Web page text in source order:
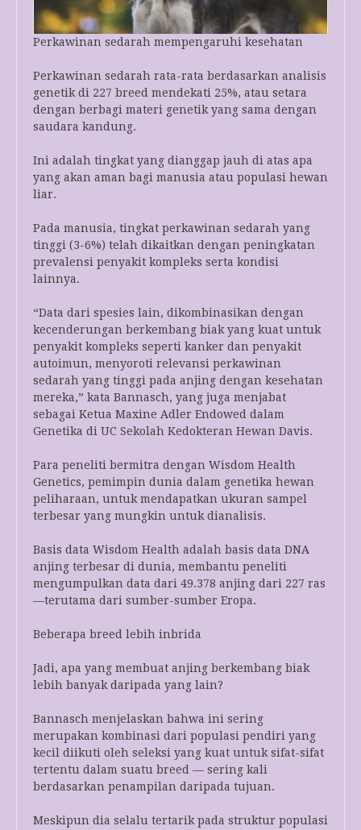
Perkawinan sedarah mempengaruhi kesehatan
Perkawinan sedarah rata-rata berdasarkan analisis
genetik di 227 breed mendekati 25%, atau setara
dengan berbagi materi genetik yang sama dengan
saudara kandung.
Ini adalah tingkat yang dianggap jauh di atas apa
yang akan aman bagi manusia atau populasi hewan
liar.
Pada manusia, tingkat perkawinan sedarah yang
tinggi (3-6%) telah dikaitkan dengan peningkatan
prevalensi penyakit kompleks serta kondisi
lainnya.
“Data dari spesies lain, dikombinasikan dengan
kecenderungan berkembang biak yang kuat untuk
penyakit kompleks seperti kanker dan penyakit
autoimun, menyoroti relevansi perkawinan
sedarah yang tinggi pada anjing dengan kesehatan
mereka,” kata Bannasch, yang juga menjabat
sebagai Ketua Maxine Adler Endowed dalam
Genetika di UC Sekolah Kedokteran Hewan Davis.
Para peneliti bermitra dengan Wisdom Health
Genetics, pemimpin dunia dalam genetika hewan
peliharaan, untuk mendapatkan ukuran sampel
terbesar yang mungkin untuk dianalisis.
Basis data Wisdom Health adalah basis data DNA
anjing terbesar di dunia, membantu peneliti
mengumpulkan data dari 49.378 anjing dari 227 ras
—terutama dari sumber-sumber Eropa.
Beberapa breed lebih inbrida
Jadi, apa yang membuat anjing berkembang biak
lebih banyak daripada yang lain?
Bannasch menjelaskan bahwa ini sering
merupakan kombinasi dari populasi pendiri yang
kecil diikuti oleh seleksi yang kuat untuk sifat-sifat
tertentu dalam suatu breed — sering kali
berdasarkan penampilan daripada tujuan.
Meskipun dia selalu tertarik pada struktur populasi